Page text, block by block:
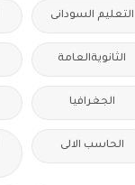
التعليم السودانى
الثانويةالعامة
الجغرافيا
الحاسب الالى